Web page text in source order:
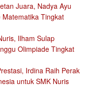
Juara, Nadya Ayu
Tingkat
Ilham Sulap
Olimpiade Tingkat
Irdina Raih Perak
untuk SMK Nuris